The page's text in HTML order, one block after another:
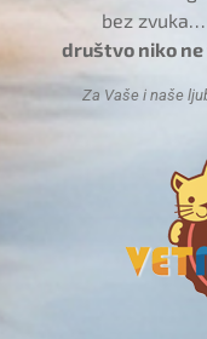
bez
društvo niko ne
Za Vaše i naše